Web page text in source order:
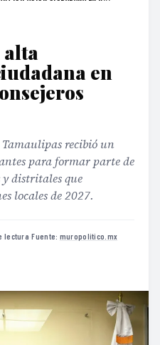
en
recibió un
para formar parte de
y distritales que
locales de 2027.
lectura·Fuente: muropolitico.mx